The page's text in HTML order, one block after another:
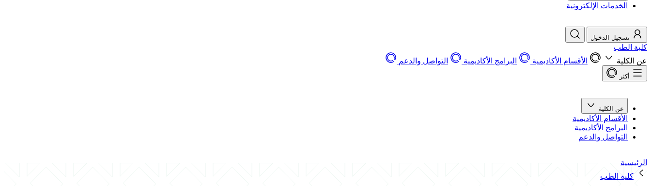
الخدمات الإلكترونية
تسجيل الدخول
كلية الطب
عن الكلية
الأقسام الأكاديمية البرامج الأكاديمية التواصل والدعم
أكثر
عن الكلية
الأقسام الأكاديمية
البرامج الأكاديمية
التواصل والدعم
الرئيسية
كلية الطب